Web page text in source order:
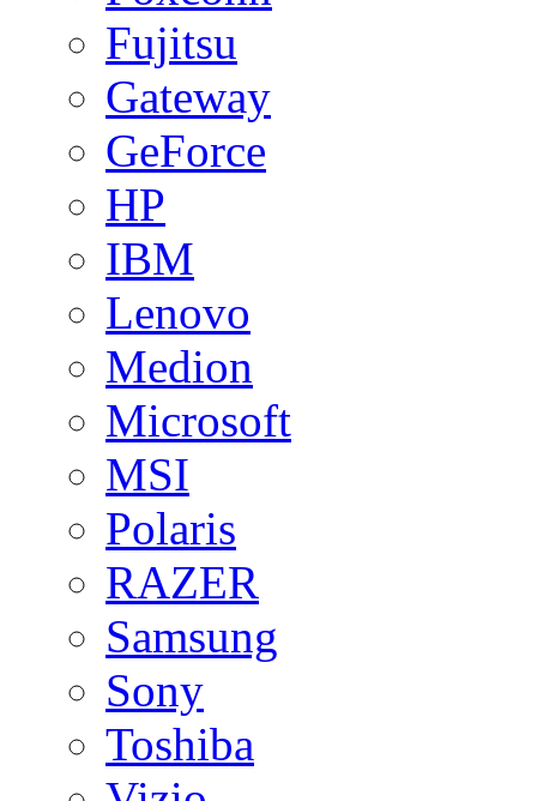
Fujitsu
Gateway
GeForce
HP
IBM
Lenovo
Medion
Microsoft
MSI
Polaris
RAZER
Samsung
Sony
Toshiba